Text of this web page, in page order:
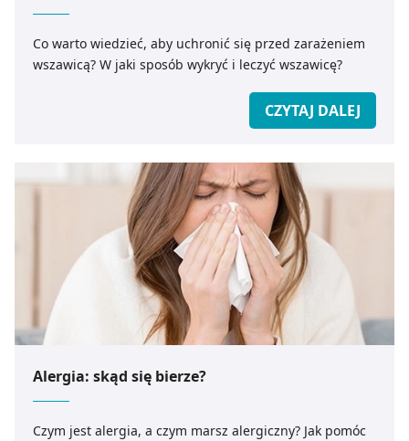
Co warto wiedzieć, aby uchronić się przed zarażeniem
wszawicą? W jaki sposób wykryć i leczyć wszawicę?
CZYTAJ DALEJ
Alergia: skąd się bierze?
Czym jest alergia, a czym marsz alergiczny? Jak pomóc